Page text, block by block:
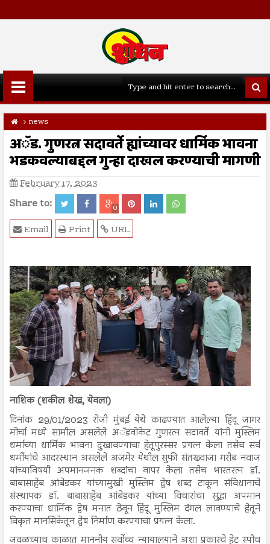
news
अॅड. गुणरत्न सदावर्ते ह्यांच्यावर धार्मिक भावना
भडकवल्याबद्दल गुन्हा दाखल करण्याची मागणी
February 17, 2023
Share to: 0
URL
Print
Email
नाशिक (शकील शेख, येवला)
दिनांक 29/01/2023 रोजी मुंबई येथे काढण्यात आलेल्या हिंदू जागर
मोर्चा मध्ये सामील असलेले अॅडवोकेट गुणरत्न सदावर्ते यांनी मुस्लिम
धर्माच्या धार्मिक भावना दुखावण्याचा हेतूपुरस्सर प्रयत्न केला तसेच सर्व
धर्मीयांचे आदरस्थान असलेले अजमेर येथील सुफी संतख्वाजा गरीब नवाज
यांच्याविषयी अपमानजनक शब्दांचा वापर केला तसेच भारतरत्न डॉ.
बाबासाहेब आंबेडकर यांच्यामुखी मुस्लिम द्वेष शब्द टाकून संविधानाचे
संस्थापक डॉ. बाबासाहेब आंबेडकर यांच्या विचारांचा सुद्धा अपमान
करण्याचा धार्मिक द्वेष मनात ठेवून हिंदू मुस्लिम दंगल लावण्याचे हेतूने
विकृत मानसिकेतून द्वेष निर्माण करण्याचा प्रयत्न केला.
जवळच्याच काळात माननीय सर्वोच्च न्यायालयाने अशा प्रकारचे हेट स्पीच